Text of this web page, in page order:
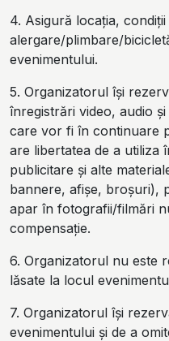
4. Asigură locația, condiții
alergare/plimbare/
evenimentului.
5. Organizatorul își
înregistrări video, audio
care vor fi în continuare
are libertatea de a utiliza
publicitare și alte
bannere, afișe, broșuri),
apar în fotografii/filmări
compensație.
6. Organizatorul nu este
lăsate la locul
7. Organizatorul își
evenimentului și de a